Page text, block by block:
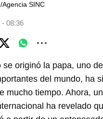
SINC
- 08:36
se originó la papa, uno
del mundo, ha
mucho tiempo. Ahora,
ha revelado